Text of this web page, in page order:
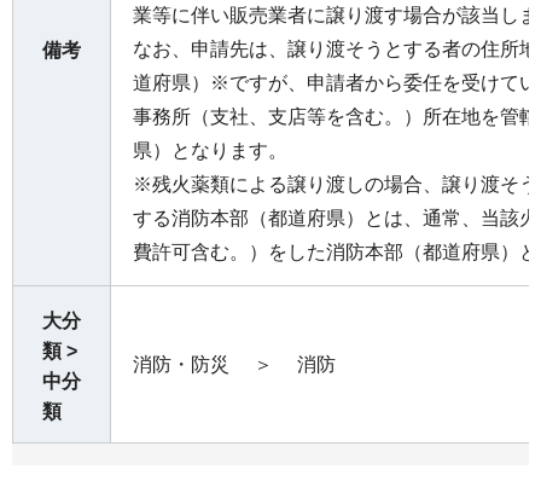
備考
業等に伴い販売業者に譲り渡す場合が該当し
なお、申請先は、譲り渡そうとする者の住所
道府県）※ですが、申請者から委任を受けて
事務所（支社、支店等を含む。）所在地を管
県）となります。
※残火薬類による譲り渡しの場合、譲り渡そ
する消防本部（都道府県）とは、通常、当該
費許可含む。）をした消防本部（都道府県）
大分
類 >
中分
類
消防・防災 ＞ 消防